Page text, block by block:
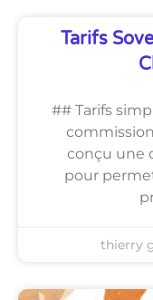
Tarifs
## Tarifs
conçu une
pour
thierry